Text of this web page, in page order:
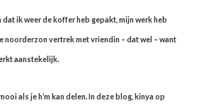
dat ik weer de koffer heb gepakt, mijn werk heb
noorderzon vertrek met vriendin – dat wel – want
aanstekelijk.
als je h’m kan delen. In deze blog, kinya op